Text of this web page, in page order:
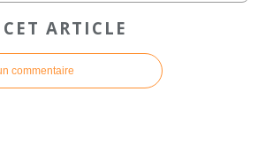
ARTICLE
commentaire